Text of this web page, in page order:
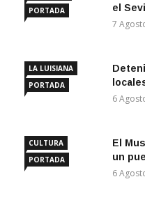
PORTADA
el
7
LA LUISIANA
PORTADA
6
CULTURA
PORTADA
El
un
6